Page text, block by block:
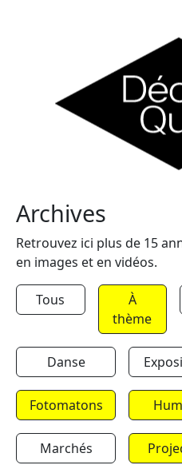
Archives
Retrouvez ici plus de 15
en images et en vidéos.
Tous
À
thème
Danse
Fotomatons
Marchés